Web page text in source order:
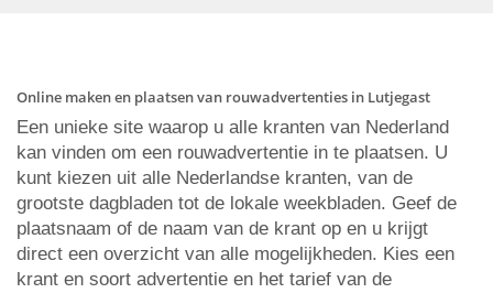
Online maken en plaatsen van rouwadvertenties in Lutjegast
Een unieke site waarop u alle kranten van Nederland
kan vinden om een rouwadvertentie in te plaatsen. U
kunt kiezen uit alle Nederlandse kranten, van de
grootste dagbladen tot de lokale weekbladen. Geef de
plaatsnaam of de naam van de krant op en u krijgt
direct een overzicht van alle mogelijkheden. Kies een
krant en soort advertentie en het tarief van de